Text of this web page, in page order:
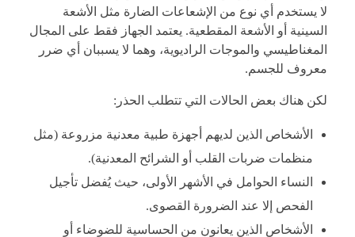
لا يستخدم أي نوع من الإشعاعات الضارة مثل الأشعة
السينية أو الأشعة المقطعية. يعتمد الجهاز فقط على المجال
المغناطيسي والموجات الراديوية، وهما لا يسببان أي ضرر
معروف للجسم.
لكن هناك بعض الحالات التي تتطلب الحذر:
الأشخاص الذين لديهم أجهزة طبية معدنية مزروعة (مثل
منظمات ضربات القلب أو الشرائح المعدنية).
النساء الحوامل في الأشهر الأولى، حيث يُفضل تأجيل
الفحص إلا عند الضرورة القصوى.
الأشخاص الذين يعانون من الحساسية للضوضاء أو